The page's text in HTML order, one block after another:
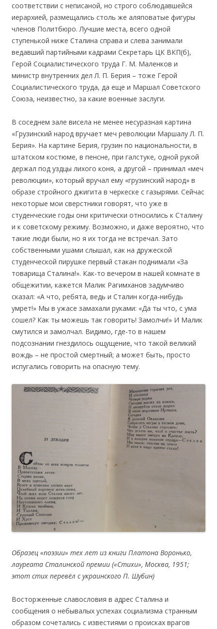
соответствии с неписаной, но строго соблюдавшейся
иерархией, размещались столь же аляповатые фигуры
членов Политбюро. Лучшие места, всего одной
ступенькой ниже Сталина справа и слева занимали
ведавший партийными кадрами Секретарь ЦК ВКП(б),
Герой Социалистического труда Г. М. Маленков и
министр внутренних дел Л. П. Берия – тоже Герой
Социалистического труда, да еще и Маршал Советского
Союза, неизвестно, за какие военные заслуги.
В соседнем зале висела не менее несуразная картина
«Грузинский народ вручает меч революции Маршалу Л. П.
Берия». На картине Берия, грузин по национальности, в
штатском костюме, в пенсне, при галстуке, одной рукой
держал под уздцы лихого коня, а другой – принимал «меч
революции», который вручал ему «грузинский народ» в
образе стройного джигита в черкеске с газырями. Сейчас
некоторые мои сверстники говорят, что уже в
студенческие годы они критически относились к Сталину
и к советскому режиму. Возможно, и даже вероятно, что
такие люди были, но я их тогда не встречал. Зато
собственными ушами слышал, как на дружеской
студенческой пирушке первый стакан поднимали «За
товарища Сталина!». Как-то вечером в нашей комнате в
общежитии, кажется Малик Рагимханов задумчиво
сказал: «А что, ребята, ведь и Сталин когда-нибудь
умрет!» Мы в ужасе замахали руками: «Да ты что, с ума
сошел? Как ты можешь так говорить! Замолчи!» И Малик
смутился и замолчал. Видимо, где-то в нашем
подсознании гнездилось ощущение, что такой великий
вождь – не простой смертный; а может быть, просто
испугались говорить на опасную тему.
Образец «поэзии» тех лет из книги Платона Воронько,
лауреата Сталинской премии («Стихи», Москва, 1951;
этот cтих перевёл с украинского П. Шубин)
Восторженные славословия в адрес Сталина и
сообщения о небывалых успехах социализма странным
образом сочетались с известиями о происках врагов